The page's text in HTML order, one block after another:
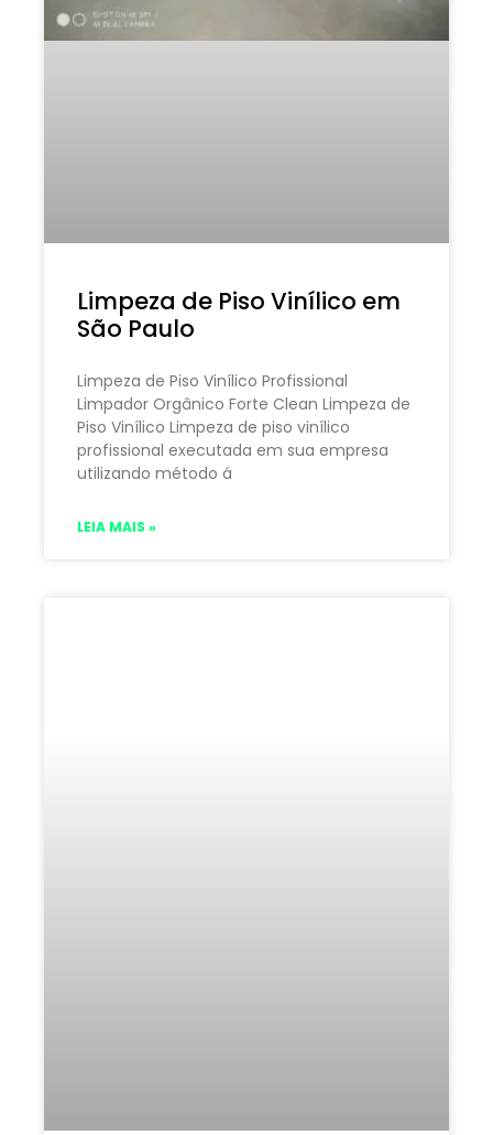
Limpeza de Piso Vinílico em
São Paulo
Limpeza de Piso Vinílico Profissional
Limpador Orgânico Forte Clean Limpeza de
Piso Vinílico Limpeza de piso vinílico
profissional executada em sua empresa
utilizando método á
LEIA MAIS »